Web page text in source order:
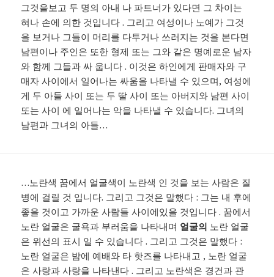
그것을보고 두 명의 아내 나 파트너가 있다면 그 차이는
혀나 손에 의한 것입니다 . 그리고 여성이나 노예가 그것
을 보거나 그들이 머리를 다투거나 쓰러지는 것을 본다면
남편이나 주인은 또한 형제 또는 그와 같은 명예로운 남자
와 함께 그들과 싸 웁니다 . 이것은 하인에게 판매자와 구
매자 사이에서 일어나는 싸움을 나타낼 수 있으며, 여성에
게 두 아들 사이 또는 두 딸 사이 또는 아버지와 남편 사이
또는 사이 에 일어나는 악을 나타낼 수 있습니다. 그녀의
남편과 그녀의 아들…
…노란색 꿈에서 얼굴색이 노란색 인 것을 보는 사람은 질
병에 걸릴 것 입니다. 그리고 그것은 말했다 : 그는 내 후에
좋을 것이고 가까운 사람들 사이에있을 것입니다 . 꿈에서
노란 얼굴은 굴욕과 부러움을 나타내며 얼굴의 노란 얼굴
은 위선의 표시 일 수 있습니다 . 그리고 그것은 말했다 :
노란 얼굴은 밤에 예배와 타 핫즈를 나타내고 , 노란 얼굴
은 사랑과 사랑을 나타낸다 . 그리고 노란색은 경건과 관